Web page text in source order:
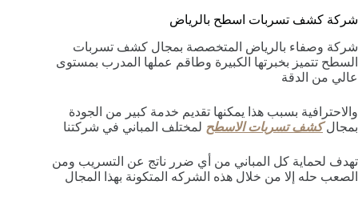
شركة كشف تسربات اسطح بالرياض
شركة وصفاء بالرياض المتخصصة بمجال كشف تسربات
السطح تتميز بخبرتها الكبيرة وطاقم عملها المدرب بمستوى
عالي من الدقة
والاحترافية بسبب هذا يمكنها تقديم خدمة كبير من الجودة
بمجالكشف تسربات الاسطح لمختلف المباني في شركتنا
تهدف لحماية كل المباني من أي ضرر ناتج عن التسريب ومن
الصعب حله إلا من خلال هذه الشركه المتكونة بهذا المجال